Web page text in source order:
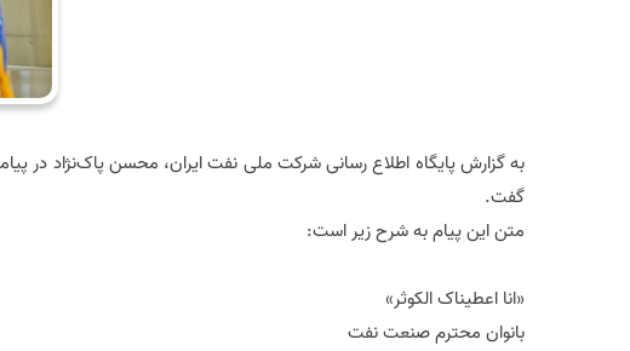
به گزارش پایگاه اطلاع رسانی شرکت ملی نفت ایران، محسن پاک‌نژاد در
گفت.
متن این پیام به شرح زیر است:
«انا اعطیناک الکوثر»
بانوان محترم صنعت نفت